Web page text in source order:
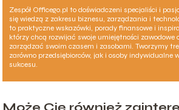
Zespół Officego.pl to doświadczeni specjaliści i
się wiedzą z zakresu biznesu, zarządzania i
to praktyczne wskazówki, porady finansowe i
którzy chcą rozwijać swoje umiejętności zawodowe
zarządzać swoim czasem i zasobami. Tworzymy
zarówno przedsiębiorców, jak i osoby indywidualne
sukcesu.